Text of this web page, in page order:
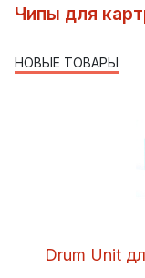
Чипы для
НОВЫЕ ТОВАРЫ
Drum Unit